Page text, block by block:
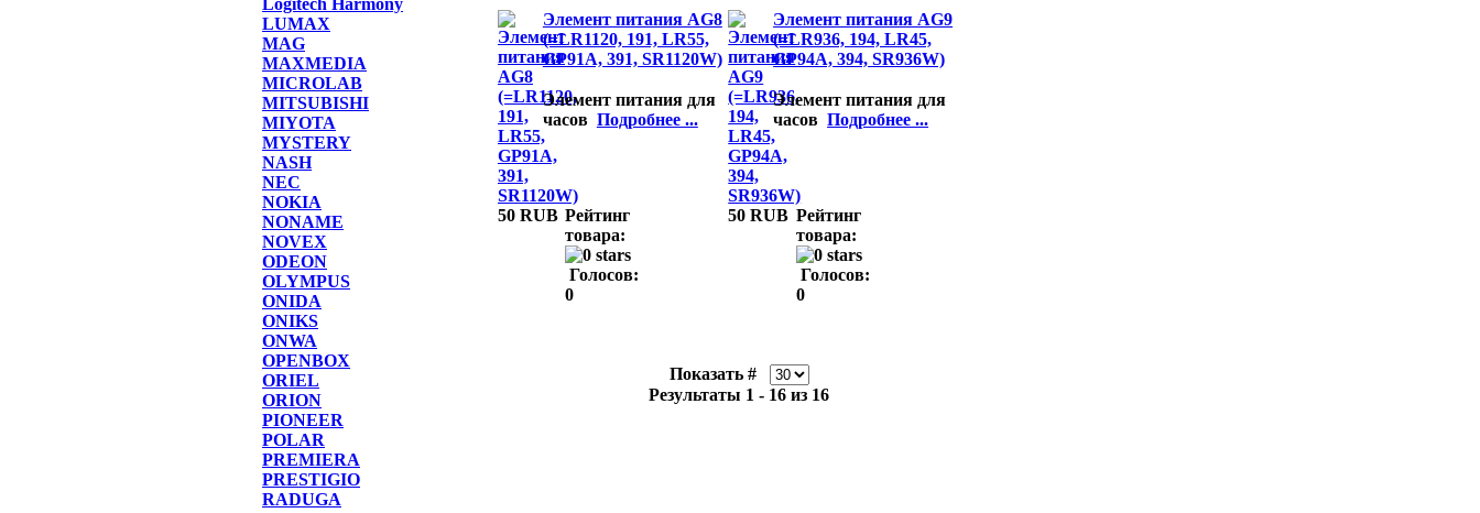
Logitech Harmony
LUMAX
MAG
MAXMEDIA
MICROLAB
MITSUBISHI
MIYOTA
MYSTERY
NASH
NEC
NOKIA
NONAME
NOVEX
ODEON
OLYMPUS
ONIDA
ONIKS
ONWA
OPENBOX
ORIEL
ORION
PIONEER
POLAR
PREMIERA
PRESTIGIO
RADUGA
Элемент питания AG8
(=LR1120, 191, LR55,
GP91A, 391, SR1120W)
Элемент питания для
часов Подробнее ...
50 RUB Рейтинг
товара:
Голосов:
0
Элемент питания AG9
(=LR936, 194, LR45,
GP94A, 394, SR936W)
Элемент питания для
часовПодробнее ...
50 RUB Рейтинг
товара:
Голосов:
0
Показать #
Результаты 1 - 16 из 16